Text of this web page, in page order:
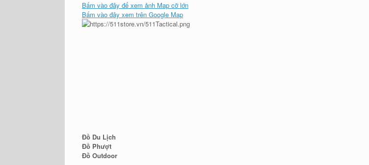
Bấm vào đây để xem ảnh Map cỡ lớn
Bấm vào đây xem trên Google Map
Đồ Du Lịch
Đồ Phượt
Đồ Outdoor